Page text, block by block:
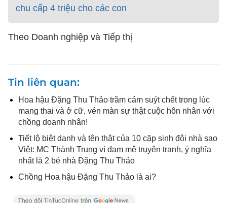
chu cấp 4 triệu cho các con
Theo Doanh nghiệp và Tiếp thị
Tin liên quan
Hoa hậu Đặng Thu Thảo trầm cảm suýt chết trong lúc
mang thai và ở cữ, vén màn sự thật cuộc hôn nhân với
chồng doanh nhân!
Tiết lộ biệt danh và tên thật của 10 cặp sinh đôi nhà sao
Việt: MC Thành Trung vì đam mê truyện tranh, ý nghĩa
nhất là 2 bé nhà Đặng Thu Thảo
Chồng Hoa hậu Đặng Thu Thảo là ai?